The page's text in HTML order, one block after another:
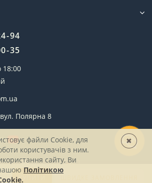
КУПИТИ
94
35
18:00
Полярна 8
файли Cookie, для
користувачів з ним.
сайту, Ви
Політикою
✖